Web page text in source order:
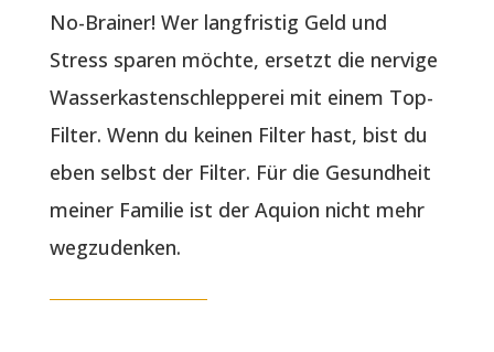
No-Brainer! Wer langfristig Geld und
Stress sparen möchte, ersetzt die nervige
Wasserkastenschlepperei mit einem Top-
Filter. Wenn du keinen Filter hast, bist du
eben selbst der Filter. Für die Gesundheit
meiner Familie ist der Aquion nicht mehr
wegzudenken.